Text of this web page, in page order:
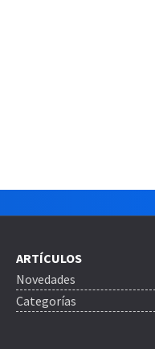
ARTÍCULOS
Novedades
Categorías